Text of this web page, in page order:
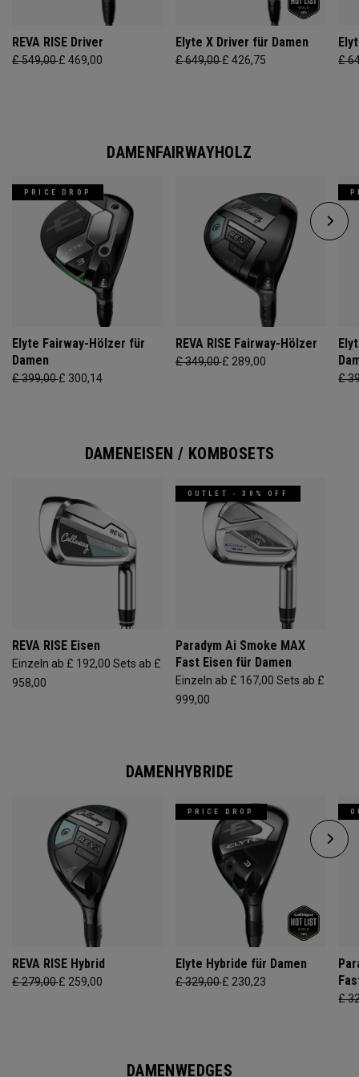
REVA RISE Driver
£ 549,00£ 469,00
Elyte X Driver für Damen
£ 649,00£ 426,75 £
DAMENFAIRWAYHOLZ
PRICE DROP
Elyte Fairway-Hölzer für
Damen
£ 399,00£ 300,14
REVA RISE Fairway-Hölzer
£ 349,00£ 289,00
£
DAMENEISEN / KOMBOSETS
REVA RISE Eisen
Einzeln ab £ 192,00 Sets ab £
958,00
OUTLET - 30% OFF
Paradym Ai Smoke MAX
Fast Eisen für Damen
Einzeln ab £ 167,00 Sets ab £
999,00
DAMENHYBRIDE
REVA RISE Hybrid
£ 279,00£ 259,00
PRICE DROP
Elyte Hybride für Damen
£ 329,00£ 230,23
£
DAMENWEDGES